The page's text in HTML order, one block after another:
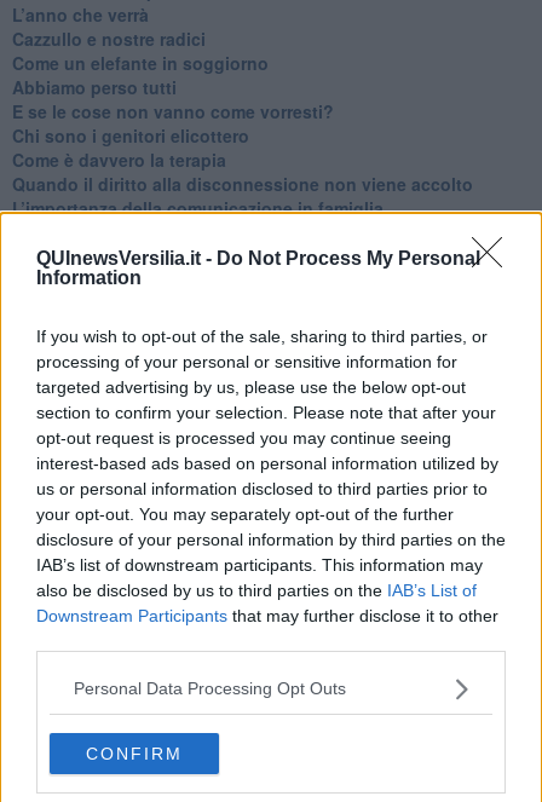
QUInewsVersilia.it - Do Not Process My Personal
Information
If you wish to opt-out of the sale, sharing to third parties, or
processing of your personal or sensitive information for
targeted advertising by us, please use the below opt-out
section to confirm your selection. Please note that after your
opt-out request is processed you may continue seeing
interest-based ads based on personal information utilized by
us or personal information disclosed to third parties prior to
your opt-out. You may separately opt-out of the further
disclosure of your personal information by third parties on the
IAB’s list of downstream participants. This information may
also be disclosed by us to third parties on the IAB’s List of
Downstream Participants that may further disclose it to other
Personal Data Processing Opt Outs
CONFIRM
​L’anno che verrà
​Cazzullo e nostre radici
​Come un elefante in soggiorno
​Abbiamo perso tutti
E se le cose non vanno come vorresti?
​Chi sono i genitori elicottero
Come è davvero la terapia
Quando il diritto alla disconnessione non viene accolto
​L’importanza della comunicazione in famiglia
​Il pensiero dicotomico e la salute mentale
​Consigli di lettura per genitori e non solo
​Differenze tra persone frustrate e non
L’invisibile fatica mentale
Vacanze a km zero
​Buone Vacan(si)e!
​Il lato positivo delle cose
​Storie antiche di tempi moderni
​Quello che alle mamme non dicono
Adultescenza
Homo imbecillis
​4 anni di Blog
Quando il silenzio è aggressivo
​Il passato, questo conosciuto!
​Clima ballerino e sbalzi d’umore
Non hanno un amico a teatro​
​Tutta una questione di rispetto
​Cose che ci esauriscono
​Vespa che passione!
​Lasciate ai vostri figli il diritto di piangere